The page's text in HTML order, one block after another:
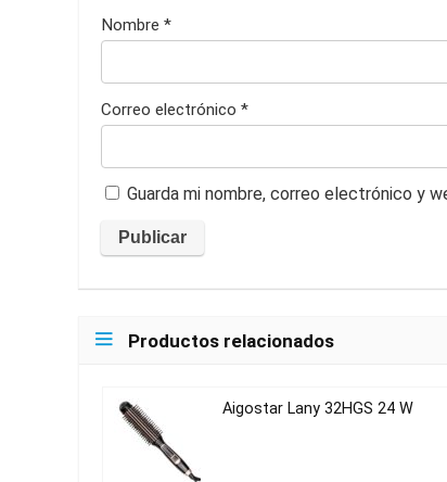
Nombre *
Correo electrónico *
Guarda mi nombre, correo electrónico y
Productos relacionados
Aigostar Lany 32HGS 24 W